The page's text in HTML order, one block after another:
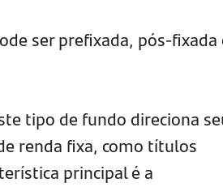
ser prefixada, pós-fixada
tipo de fundo direciona
renda fixa, como títulos
principal é a